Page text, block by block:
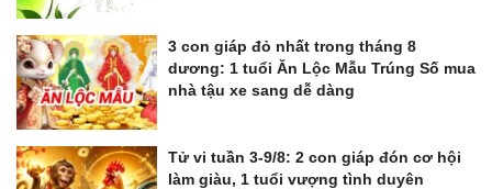
3 con giáp đỏ nhất trong tháng 8
dương: 1 tuổi Ăn Lộc Mẫu Trúng Số mua
nhà tậu xe sang dễ dàng
Tử vi tuần 3-9/8: 2 con giáp đón cơ hội
làm giàu, 1 tuổi vượng tình duyên